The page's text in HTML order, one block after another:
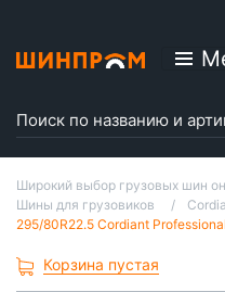
Широкий выбор грузовых шин
Шины для грузовиков
295/80R22.5 Cordiant
Корзина пустая